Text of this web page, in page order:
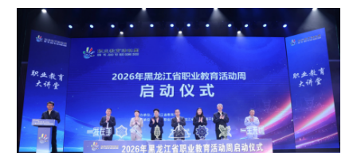
食品 人居 信息化 乡村振兴
城市 旅游
会展 彩票 娱乐 时尚
悦读 公益 书画 一带一路